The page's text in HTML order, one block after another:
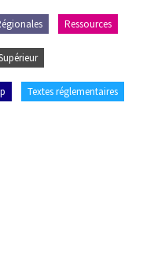
Ressources
Textes réglementaires